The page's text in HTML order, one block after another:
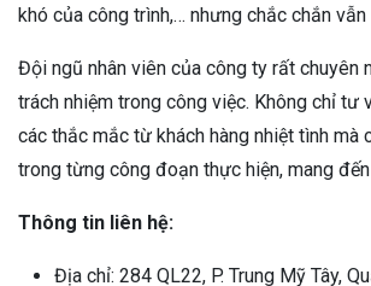
khó của công trình,… nhưng chắc chắn
Đội ngũ nhân viên của công ty rất chuyên
trách nhiệm trong công việc. Không chỉ tư
các thắc mắc từ khách hàng nhiệt tình mà
trong từng công đoạn thực hiện, mang
Thông tin liên hệ:
Địa chỉ: 284 QL22, P. Trung Mỹ Tây,